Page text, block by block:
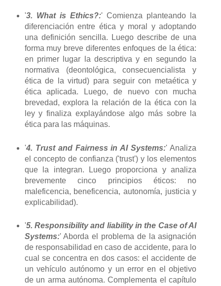
'3. What is Ethics?:' Comienza planteando la
diferenciación entre ética y moral y adoptando
una definición sencilla. Luego describe de una
forma muy breve diferentes enfoques de la ética:
en primer lugar la descriptiva y en segundo la
normativa (deontológica, consecuencialista y
ética de la virtud) para seguir con metaética y
ética aplicada. Luego, de nuevo con mucha
brevedad, explora la relación de la ética con la
ley y finaliza explayándose algo más sobre la
ética para las máquinas.
'4. Trust and Fairness in AI Systems:' Analiza
el concepto de confianza ('trust') y los elementos
que la integran. Luego proporciona y analiza
brevemente cinco principios éticos: no
maleficencia, beneficencia, autonomía, justicia y
explicabilidad).
'5. Responsibility and liability in the Case of AI
Systems:' Aborda el problema de la asignación
de responsabilidad en caso de accidente, para lo
cual se concentra en dos casos: el accidente de
un vehículo autónomo y un error en el objetivo
de un arma autónoma. Complementa el capítulo